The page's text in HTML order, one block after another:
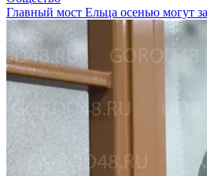
Главный мост Ельца осенью могут